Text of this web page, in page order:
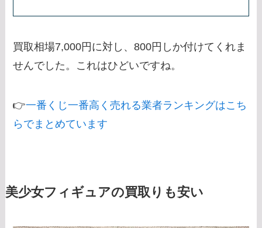
買取相場7,000円に対し、800円しか付けてくれま
せんでした。これはひどいですね。
👉一番くじ一番高く売れる業者ランキングはこち
らでまとめています
美少女フィギュアの買取りも安い